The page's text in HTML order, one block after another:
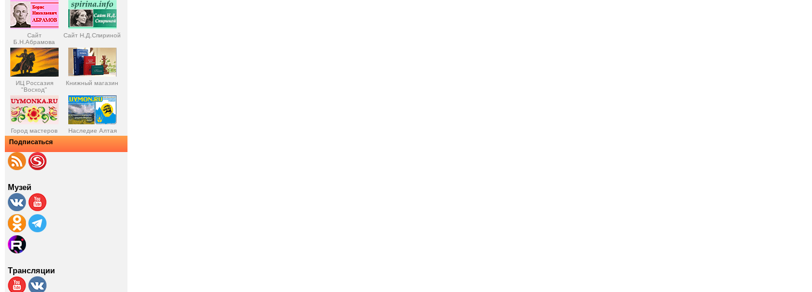
Сайт
Б.Н.Абрамова
Сайт Н.Д.Спириной
ИЦ Россазия
"Восход"
Книжный магазин
Город мастеров Наследие Алтая
Подписаться
Музей
Трансляции